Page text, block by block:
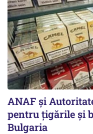
ANAF și
pentru țigările și
Bulgaria